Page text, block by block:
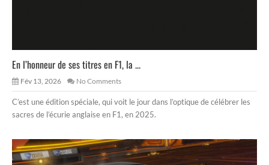
En l’honneur de ses titres en F1, la ...
Fév 13, 2026 No Comments
C’est une édition spéciale, qui voit le jour dans l’optique de célébrer les
sacres de l’écurie anglaise en F1, en 2025.